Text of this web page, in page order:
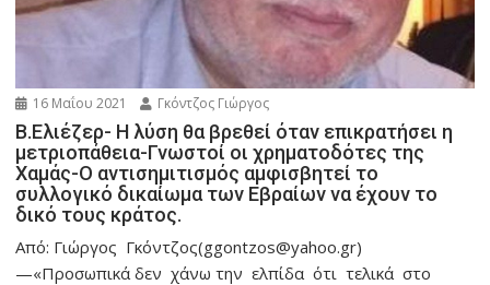
16 Μαΐου 2021 Γκόντζος Γιώργος
Β.Ελιέζερ- Η λύση θα βρεθεί όταν επικρατήσει η
μετριοπάθεια-Γνωστοί οι χρηματοδότες της
Χαμάς-Ο αντισημιτισμός αμφισβητεί το
συλλογικό δικαίωμα των Εβραίων να έχουν το
δικό τους κράτος.
Από: Γιώργος Γκόντζος(ggontzos@yahoo.gr)
—«Προσωπικά δεν χάνω την ελπίδα ότι τελικά στο